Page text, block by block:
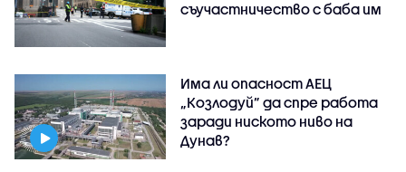
съучастничество с баба им
Има ли опасност АЕЦ
„Козлодуй” да спре работа
заради ниското ниво на
Дунав?